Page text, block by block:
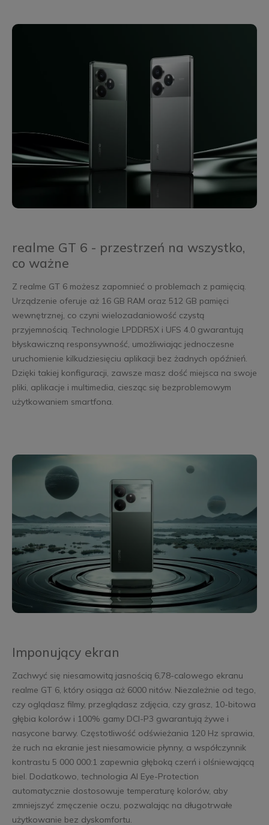
realme GT 6 - przestrzeń na wszystko,
co ważne
Z realme GT 6 możesz zapomnieć o problemach z pamięcią.
Urządzenie oferuje aż 16 GB RAM oraz 512 GB pamięci
wewnętrznej, co czyni wielozadaniowość czystą
przyjemnością. Technologie LPDDR5X i UFS 4.0 gwarantują
błyskawiczną responsywność, umożliwiając jednoczesne
uruchomienie kilkudziesięciu aplikacji bez żadnych opóźnień.
Dzięki takiej konfiguracji, zawsze masz dość miejsca na swoje
pliki, aplikacje i multimedia, ciesząc się bezproblemowym
użytkowaniem smartfona.
Imponujący ekran
Zachwyć się niesamowitą jasnością 6,78-calowego ekranu
realme GT 6, który osiąga aż 6000 nitów. Niezależnie od tego,
czy oglądasz filmy, przeglądasz zdjęcia, czy grasz, 10-bitowa
głębia kolorów i 100% gamy DCI-P3 gwarantują żywe i
nasycone barwy. Częstotliwość odświeżania 120 Hz sprawia,
że ruch na ekranie jest niesamowicie płynny, a współczynnik
kontrastu 5 000 000:1 zapewnia głęboką czerń i olśniewającą
biel. Dodatkowo, technologia AI Eye-Protection
automatycznie dostosowuje temperaturę kolorów, aby
zmniejszyć zmęczenie oczu, pozwalając na długotrwałe
użytkowanie bez dyskomfortu.